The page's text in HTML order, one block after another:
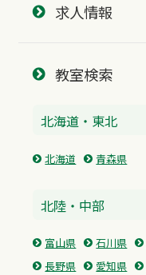
求人情報
教室検索
北海道・東北
北海道 青森県
北陸・中部
富山県 石川県
長野県
愛知県